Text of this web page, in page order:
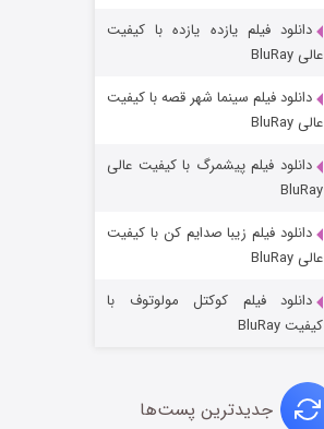
جادوگری در مغولستان
دانلود فیلم یازده یازده با کیفیت
عالی BluRay
دانلود فیلم سینما شهر قصه با کیفیت
عالی BluRay
دانلود فیلم پیشمرگ با کیفیت عالی
BluRay
دانلود فیلم زیبا صدایم کن با کیفیت
عالی BluRay
دانلود فیلم کوکتل مولوتوف با
کیفیت BluRay
جدیدترین پست‌ها